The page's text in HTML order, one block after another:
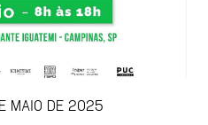
MAIO DE 2025